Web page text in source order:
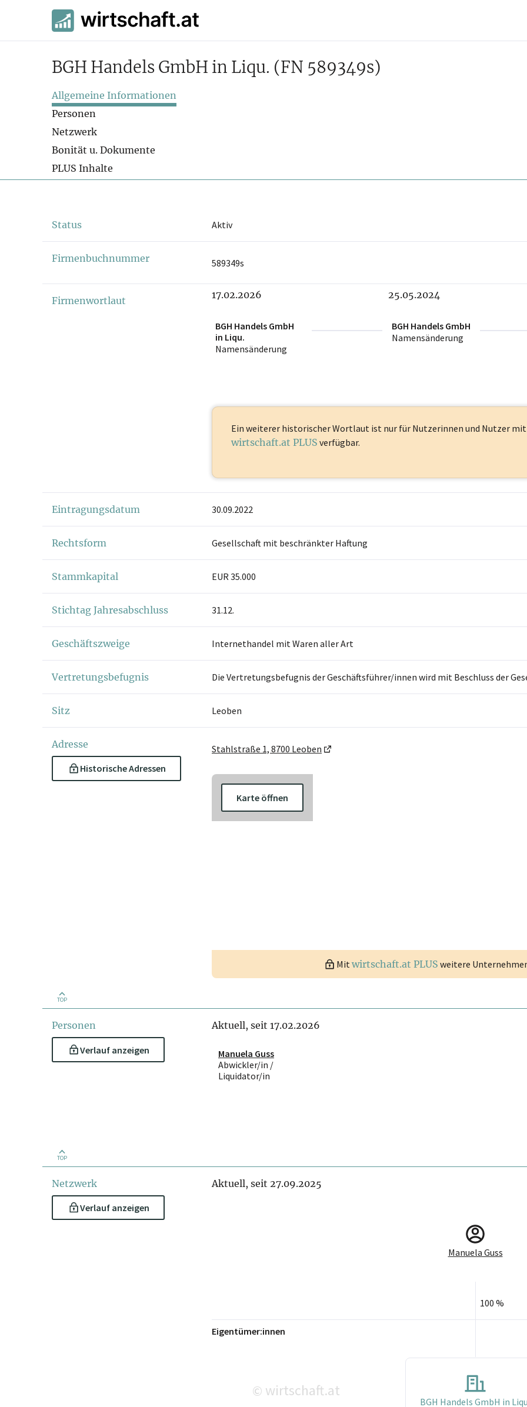
BGH Handels GmbH in Liqu. (FN 589349s)
Allgemeine Informationen
Personen
Netzwerk
Bonität u. Dokumente
PLUS Inhalte
Status Aktiv
Firmenbuchnummer 589349s
Firmenwortlaut 17.02.2026
BGH Handels GmbH
in Liqu.
Namensänderung
25.05.2024
BGH Handels GmbH
Namensänderung
Ein weiterer historischer Wortlaut ist nur für Nutzerinnen und Nutzer mit
wirtschaft.at PLUS verfügbar.
Eintragungsdatum 30.09.2022
Rechtsform Gesellschaft mit beschränkter Haftung
Stammkapital EUR 35.000
Stichtag Jahresabschluss 31.12.
Geschäftszweige Internethandel mit Waren aller Art
Vertretungsbefugnis Die Vertretungsbefugnis der Geschäftsführer/innen wird mit Beschluss der
Sitz Leoben
Adresse
Historische Adressen
Stahlstraße 1, 8700 Leoben
Karte öffnen
Mitwirtschaft.at PLUS weitere
TOP
Personen
Verlauf anzeigen
Aktuell, seit 17.02.2026
Manuela Guss
Abwickler/in /
Liquidator/in
TOP
Netzwerk
Verlauf anzeigen
Aktuell, seit 27.09.2025
Manuela Guss
100 %
Eigentümer:innen
© wirtschaft.at
BGH Handels GmbH in